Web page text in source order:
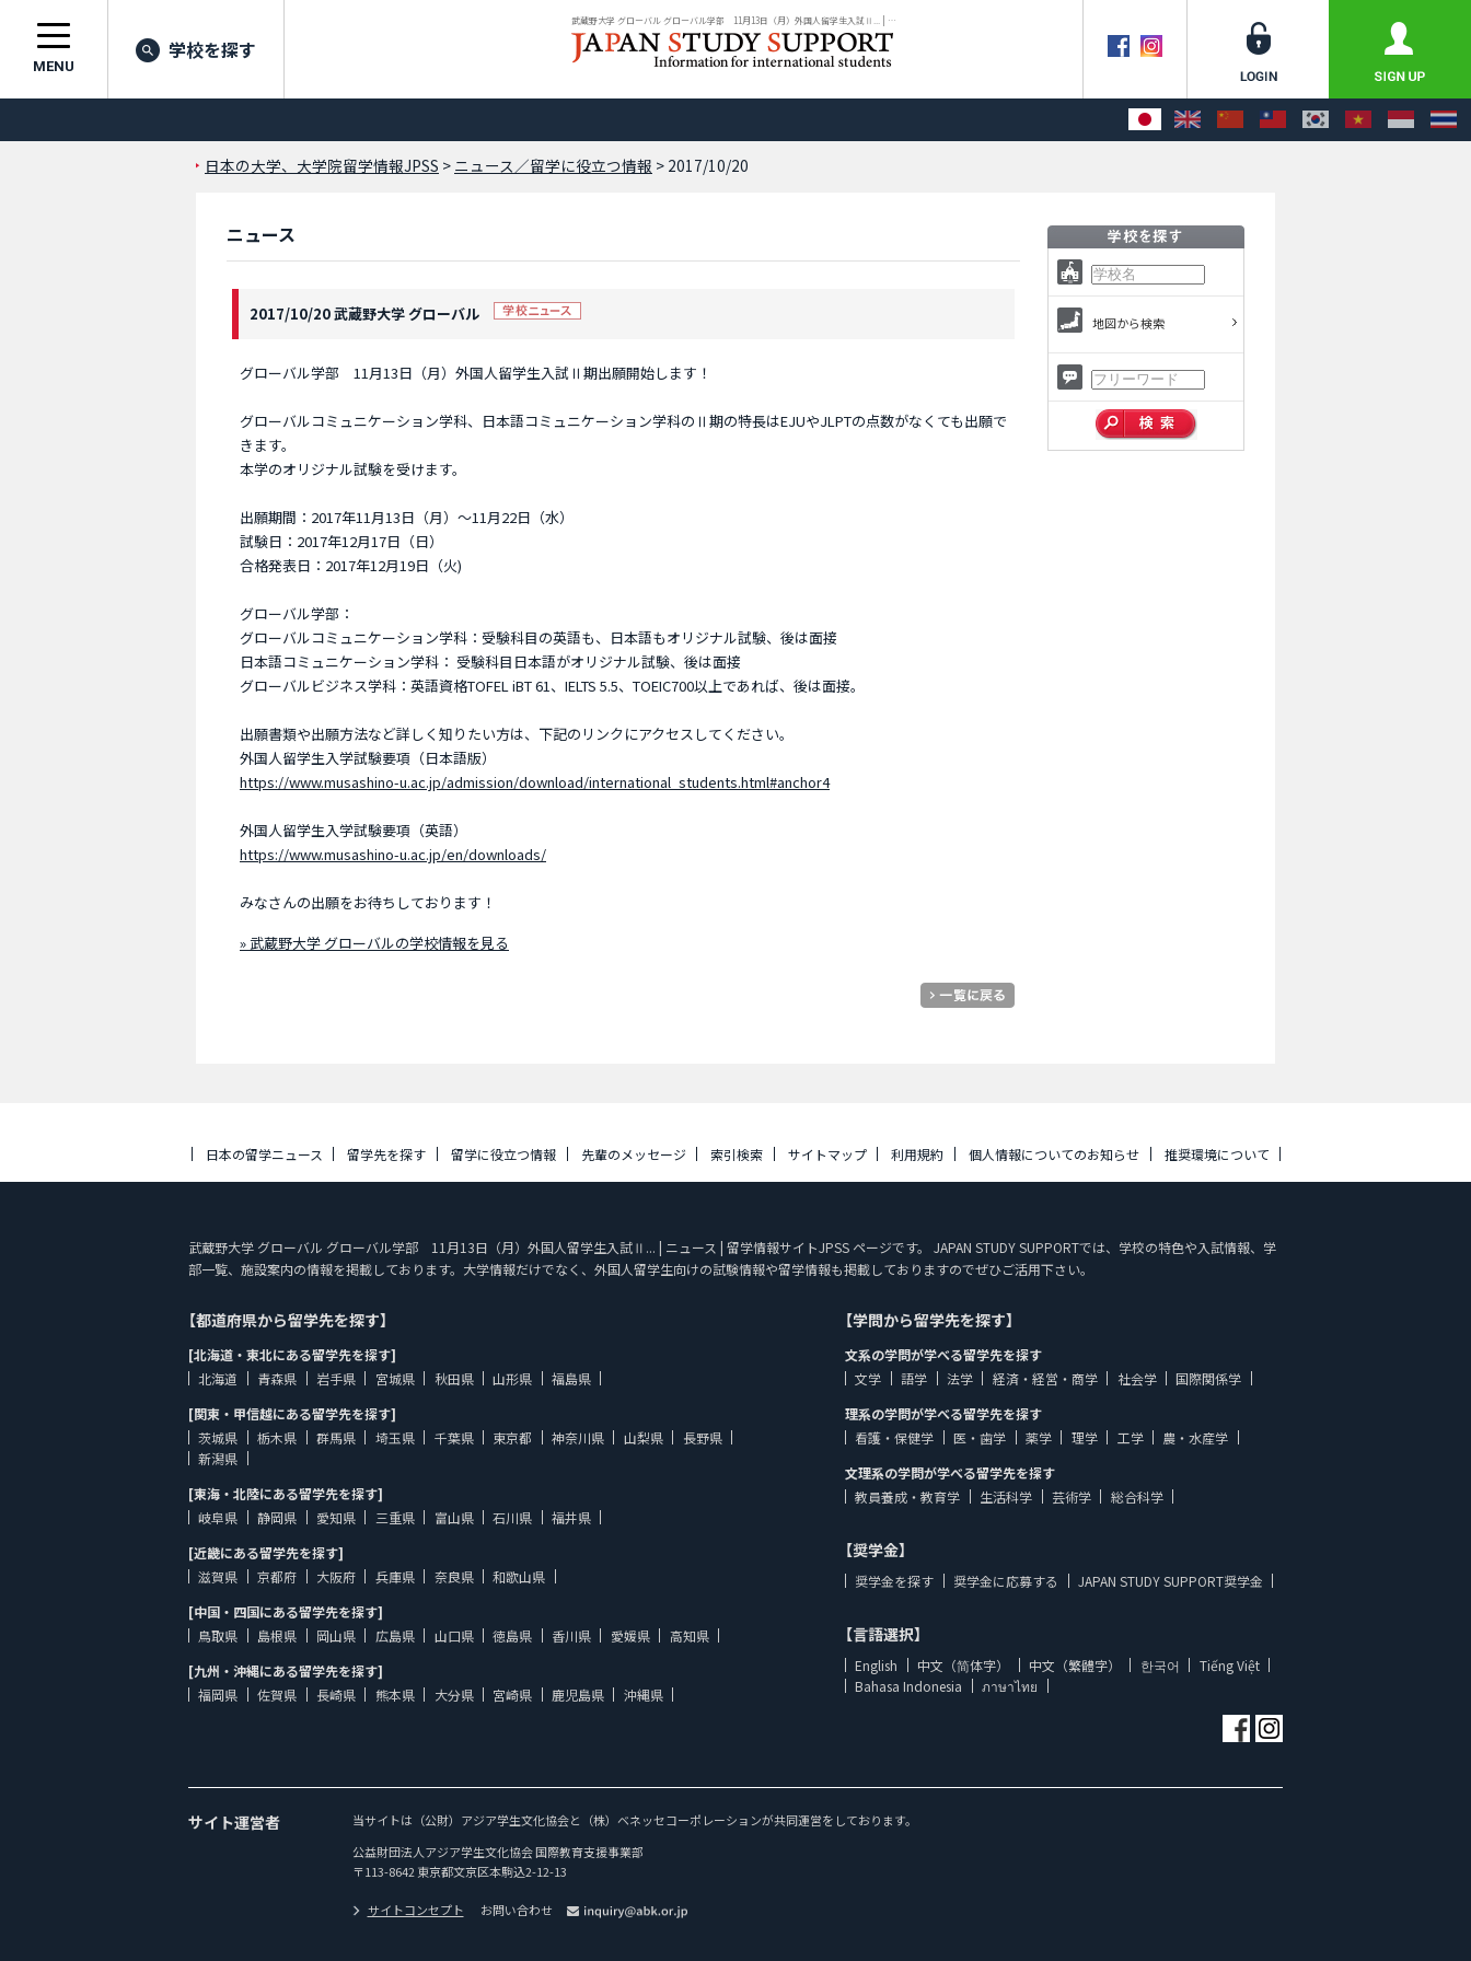
武蔵野大学 グローバル グローバル学部 11月13日（月）外国人留学生入試Ⅱ... | ニ...
MENU
学校を探す
日本の大学、大学院留学情報JPSS > ニュース／留学に役立つ情報 > 2017/10/20
ニュース
2017/10/20 武蔵野大学 グローバル
グローバル学部 11月13日（月）外国人留学生入試Ⅱ期出願開始します！
グローバルコミュニケーション学科、日本語コミュニケーション学科のⅡ期の特長はEJUやJLPTの点数がなくても出願で
きます。
本学のオリジナル試験を受けます。
出願期間：2017年11月13日（月）～11月22日（水）
試験日：2017年12月17日（日）
合格発表日：2017年12月19日（火)
グローバル学部：
グローバルコミュニケーション学科：受験科目の英語も、日本語もオリジナル試験、後は面接
日本語コミュニケーション学科： 受験科目日本語がオリジナル試験、後は面接
グローバルビジネス学科：英語資格TOFEL iBT 61、IELTS 5.5、TOEIC700以上であれば、後は面接。
出願書類や出願方法など詳しく知りたい方は、下記のリンクにアクセスしてください。
外国人留学生入学試験要項（日本語版）
https://www.musashino-u.ac.jp/admission/download/international_students.html#anchor4
外国人留学生入学試験要項（英語）
https://www.musashino-u.ac.jp/en/downloads/
みなさんの出願をお待ちしております！
» 武蔵野大学 グローバルの学校情報を見る
地図から検索
日本の留学ニュース 留学先を探す 留学に役立つ情報 先輩のメッセージ 索引検索 サイトマップ 利用規約 個人情報についてのお知らせ 推奨環境について
武蔵野大学 グローバル グローバル学部 11月13日（月）外国人留学生入試Ⅱ... | ニュース | 留学情報サイトJPSS ページです。 JAPAN STUDY SUPPORTでは、学校の特色や入試情報、学
部一覧、施設案内の情報を掲載しております。大学情報だけでなく、外国人留学生向けの試験情報や留学情報も掲載しておりますのでぜひご活用下さい。
【都道府県から留学先を探す】
[北海道・東北にある留学先を探す]
北海道
青森県 岩手県 宮城県 秋田県 山形県
福島県
[関東・甲信越にある留学先を探す]
茨城県
栃木県 群馬県 埼玉県 千葉県 東京都 神奈川県 山梨県
長野県
新潟県
[東海・北陸にある留学先を探す]
岐阜県
静岡県 愛知県 三重県 富山県 石川県
福井県
[近畿にある留学先を探す]
滋賀県
京都府 大阪府 兵庫県 奈良県
和歌山県
[中国・四国にある留学先を探す]
鳥取県
島根県 岡山県 広島県 山口県 徳島県 香川県 愛媛県
高知県
[九州・沖縄にある留学先を探す]
福岡県
佐賀県 長崎県 熊本県 大分県 宮崎県 鹿児島県 沖縄県
【学問から留学先を探す】
文系の学問が学べる留学先を探す
文学
語学 法学 経済・経営・商学 社会学
国際関係学
理系の学問が学べる留学先を探す
看護・保健学
医・歯学 薬学 理学 工学
農・水産学
文理系の学問が学べる留学先を探す
教員養成・教育学
生活科学 芸術学 総合科学
【奨学金】
奨学金を探す 奨学金に応募する JAPAN STUDY SUPPORT奨学金
【言語選択】
English 中文（简体字） 中文（繁體字） 한국어
Tiếng Việt
Bahasa Indonesia
ภาษาไทย
サイト運営者
当サイトは（公財）アジア学生文化協会と（株）ベネッセコーポレーションが共同運営をしております。
公益財団法人アジア学生文化協会 国際教育支援事業部
〒113-8642 東京都文京区本駒込2-12-13
サイトコンセプト お問い合わせ